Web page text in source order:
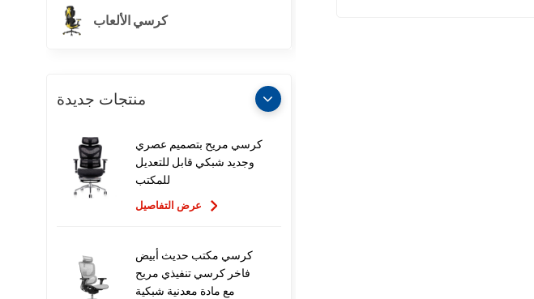
كرسي الألعاب
منتجات جديدة
كرسي مريح بتصميم عصري
وجديد شبكي قابل للتعديل
للمكتب
كرسي مكتب حديث أبيض
فاخر كرسي تنفيذي مريح
مع مادة معدنية شبكية